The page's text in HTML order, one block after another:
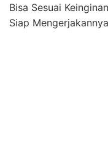
Bisa Sesuai
Siap